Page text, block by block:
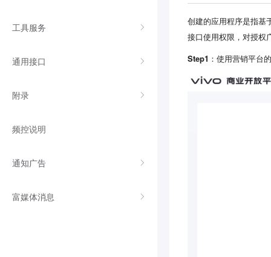
工具服务
通用接口
附录
频控说明
通知广告
富媒体消息
创建的应用程序是指基
接口使用权限，对授权
Step1 ：使用营销平台